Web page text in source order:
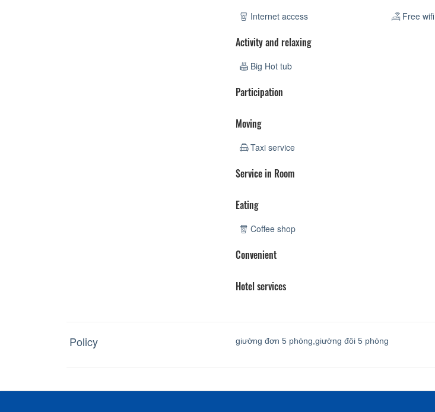
Internet access Free wifi
Activity and relaxing
Big Hot tub
Participation
Moving
Taxi service
Service in Room
Eating
Coffee shop
Convenient
Hotel services
Policy giường đơn 5 phòng,giường đôi 5 phòng